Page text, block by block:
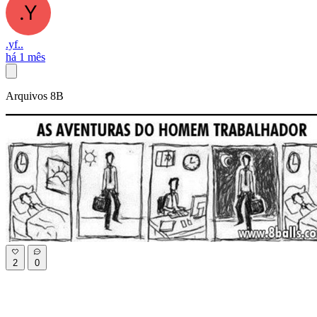
.yf..
há 1 mês
Arquivos 8B
2 0